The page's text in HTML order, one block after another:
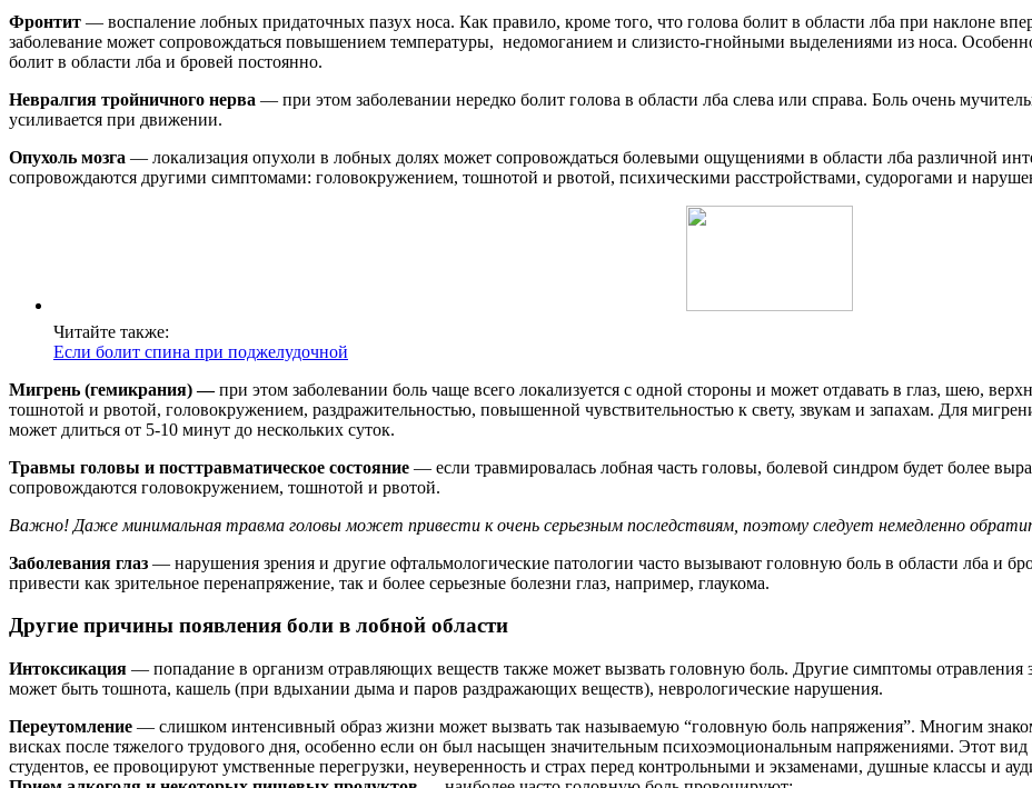
Фронтит — воспаление лобных придаточных пазух носа. Как правило, кроме того, что голова болит в области лба при наклоне
заболевание может сопровождаться повышением температуры, недомоганием и слизисто-гнойными выделениями из носа.
болит в области лба и бровей постоянно.
Невралгия тройничного нерва — при этом заболевании нередко болит голова в области лба слева или справа. Боль очень
усиливается при движении.
Опухоль мозга — локализация опухоли в лобных долях может сопровождаться болевыми ощущениями в области лба различной
сопровождаются другими симптомами: головокружением, тошнотой и рвотой, психическими расстройствами, судорогами и
Читайте также:
Если болит спина при поджелудочной
Мигрень (гемикрания) —при этом заболевании боль чаще всего локализуется с одной стороны и может отдавать в глаз, шею,
тошнотой и рвотой, головокружением, раздражительностью, повышенной чувствительностью к свету, звукам и запахам. Для
может длиться от 5-10 минут до нескольких суток.
Травмы головы и посттравматическое состояние — если травмировалась лобная часть головы, болевой синдром будет более
сопровождаются головокружением, тошнотой и рвотой.
Важно! Даже минимальная травма головы может привести к очень серьезным последствиям, поэтому следует немедленно
Заболевания глаз — нарушения зрения и другие офтальмологические патологии часто вызывают головную боль в области лба и
привести как зрительное перенапряжение, так и более серьезные болезни глаз, например, глаукома.
Другие причины появления боли в лобной области
Интоксикация — попадание в организм отравляющих веществ также может вызвать головную боль. Другие симптомы отравления
может быть тошнота, кашель (при вдыхании дыма и паров раздражающих веществ), неврологические нарушения.
Переутомление — слишком интенсивный образ жизни может вызвать так называемую “головную боль напряжения”. Многим
висках после тяжелого трудового дня, особенно если он был насыщен значительным психоэмоциональным напряжениями. Этот
студентов, ее провоцируют умственные перегрузки, неуверенность и страх перед контрольными и экзаменами, душные классы и